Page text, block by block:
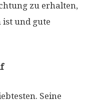
zu erhalten,
ist und gute
Seine